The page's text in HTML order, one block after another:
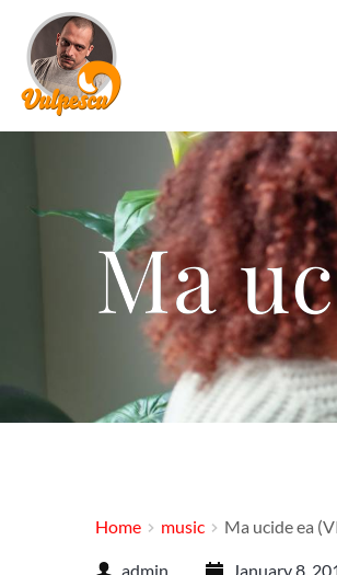
Ma
Home music Ma ucide ea
admin January 8,